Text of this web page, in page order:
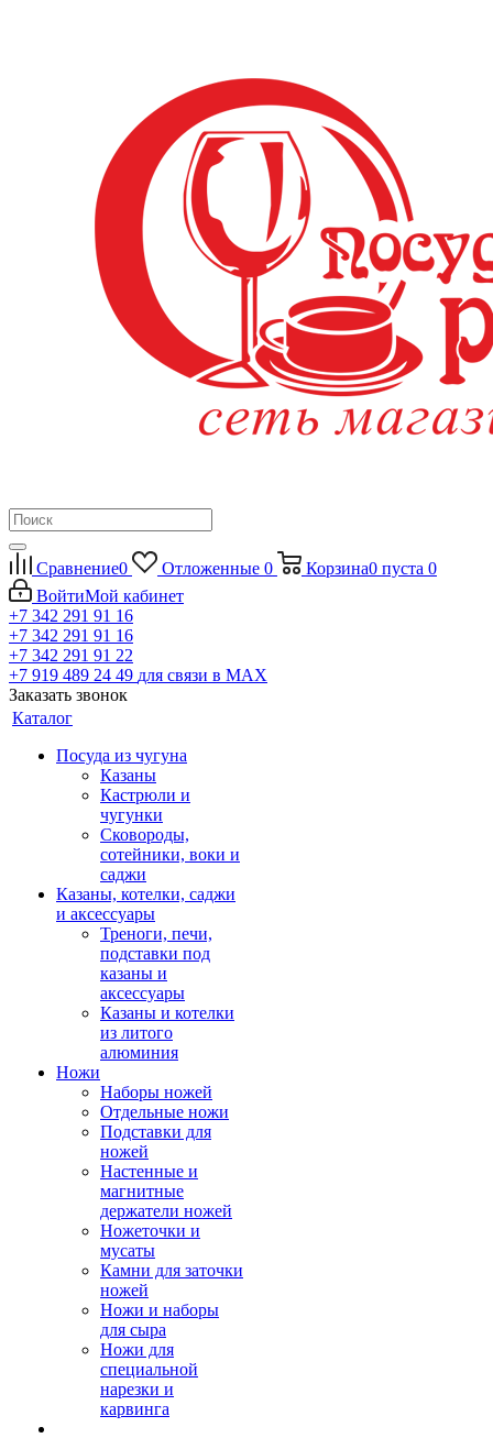
Сравнение0 Отложенные 0 Корзина0 пуста 0
ВойтиМой кабинет
+7 342 291 91 16
+7 342 291 91 16
+7 342 291 91 22
+7 919 489 24 49 для связи в МАХ
Заказать звонок
Каталог
Посуда из чугуна
Казаны
Кастрюли и
чугунки
Сковороды,
сотейники, воки и
саджи
Казаны, котелки, саджи
и аксессуары
Треноги, печи,
подставки под
казаны и
аксессуары
Казаны и котелки
из литого
алюминия
Ножи
Наборы ножей
Отдельные ножи
Подставки для
ножей
Настенные и
магнитные
держатели ножей
Ножеточки и
мусаты
Камни для заточки
ножей
Ножи и наборы
для сыра
Ножи для
специальной
нарезки и
карвинга